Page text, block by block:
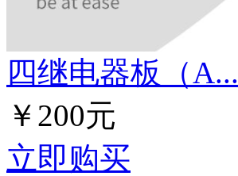
四继电器板（A...
￥200元
立即购买